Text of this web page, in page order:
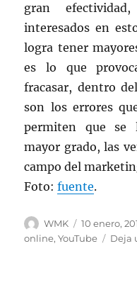
gran
interesados en
logra tener
es lo que
fracasar, dentro
son los errores
permiten que se
mayor grado, las
campo del
Foto:fuente.
Autor
WMK
Publicado
el
10 enero,
online,YouTube Deja